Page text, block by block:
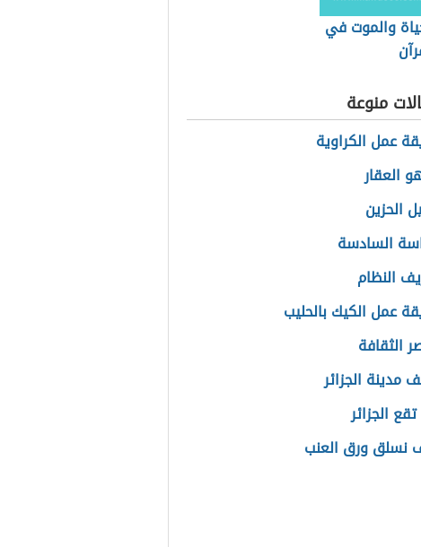
والموت في
منوعة
عمل الكراوية
العقار
الحزين
السادسة
النظام
عمل الكيك بالحليب
الثقافة
مدينة الجزائر
الجزائر
نسلق ورق العنب